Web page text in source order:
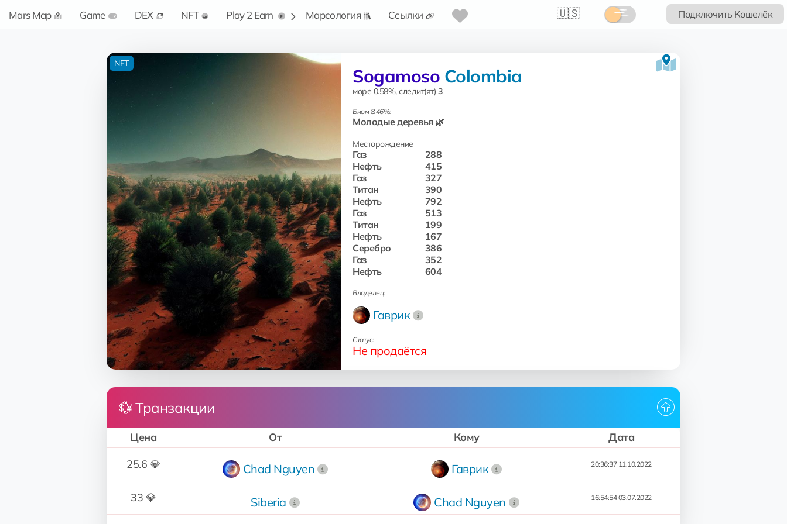
🇺🇸 Подключить Кошелёк
Mars Map Game DEX NFT Play 2 Earn Марсология Ссылки
Sogamoso Colombia
море 0.58%, следит(ят) 3
Биом 8.46%:
Молодые деревья 🌿
Месторождение
Газ
288
Нефть
415
Газ
327
Титан
390
Нефть
792
Газ
513
Титан
199
Нефть
167
Серебро
386
Газ
352
Нефть
604
Владелец:
Гаврик
Статус:
Не продаётся
NFT
💱 Транзакции
Цена От Кому
Дата
25.6 💎
Chad Nguyen Гаврик 20:36:37 11.10.2022
33 💎 Siberia Chad Nguyen 16:54:54 03.07.2022